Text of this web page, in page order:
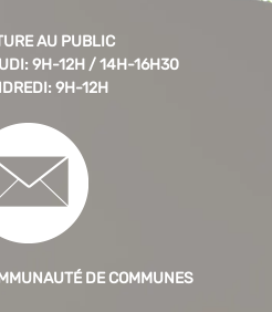
AU PUBLIC
9H-12H / 14H-16H30
9H-12H
DE COMMUNES